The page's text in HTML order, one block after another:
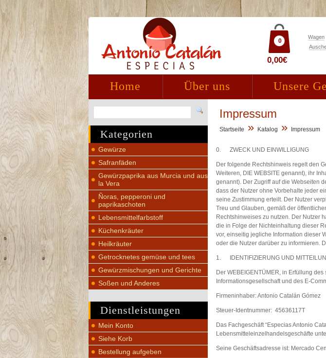
0,00€
0
Wagen
Home Über uns Unsere
Kategorien
Gewürze
Safranfäden
Gewürzpaprika aus Murcia und aus
la Vera
Ñoras, pepperoni und
paprikaschoten
Lebensmittelfarbstoff
Küchenkräuter
Heilkräuter
Getrocknetes gemüse und tees
Gewürzmischungen und Gerichte
Soßen und Anderes
Dienstleistungen
Mein Konto
Siehe Korb
Bestellung aufgeben
Impressum
Startseite » Katalog » Impressum
0. ZWECK UND EINWILLIGUNG
Der folgende Rechtshinweis regelt den
Weiteren, DIE WEBSITE genannt), ihr
genannt). Der Zugriff auf die Webseiten
dass der Nutzer ohne Vorbehalte jeder
seine Zustimmung erteilt. Der Nutzer
Treu und Glauben, gemäß der
Rechtshinweises zu nutzen. Der Nutzer
die in Folge der Nichteinhaltung dieser
vor, einseitig jegliche Information dieser
oder die Nutzer darüber zu informieren.
1. IDENTIFIZIERUNG UND
Der WEBEIGENTÜMER, in Erfüllung
Informationsgesellschaft und des E-
Firmeninhaber: Antonio Catalán Gómez
Steuer-Identnummer: 45636117T
Das Fachgeschäft “Especias Antonio
Lebensmitteleinzelhandelsgeschäfte
Seine Geschäftsadresse ist: Mercado